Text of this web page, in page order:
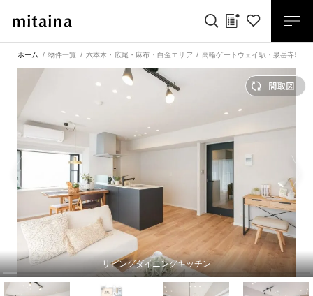
ホーム 物件一覧 六本木・広尾・麻布・白金エリア 高輪ゲートウェイ駅 ・ 泉岳寺駅
リビングダイニングキッチン